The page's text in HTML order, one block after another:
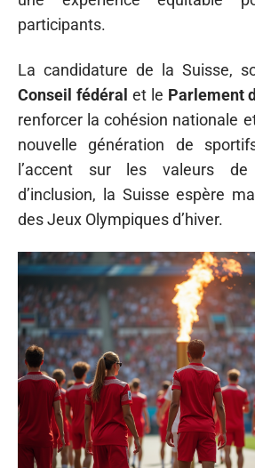
participants.
La candidature de la Suisse,
Conseil fédéral et le Parlement
renforcer la cohésion nationale
nouvelle génération de
l’accent sur les valeurs
d’inclusion, la Suisse espère
des Jeux Olympiques d’hiver.